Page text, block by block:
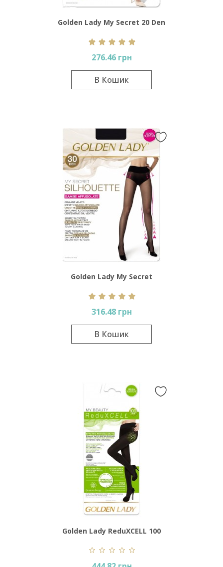
Golden Lady My Secret 20 Den
276.46 грн
В Кошик
Golden Lady My Secret
Silhouette 30 Den
316.48 грн
В Кошик
Golden Lady ReduXCELL 100
Den